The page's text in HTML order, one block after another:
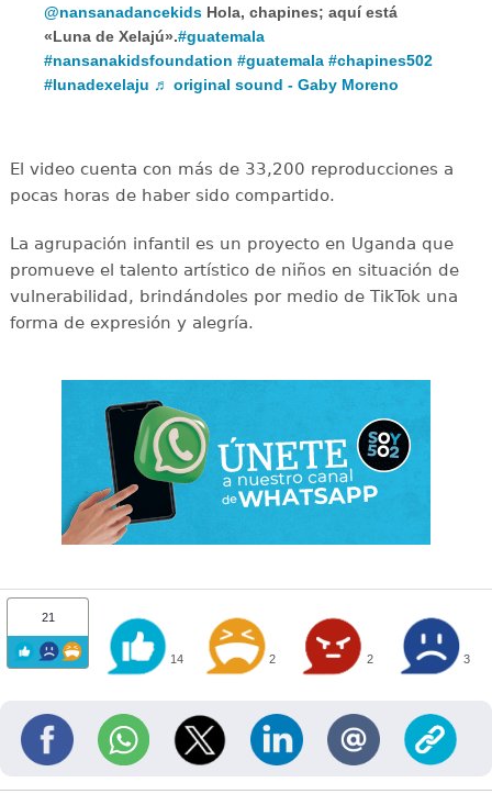
@nansanadancekids Hola, chapines; aquí está
«Luna de Xelajú».#guatemala
#nansanakidsfoundation #guatemala #chapines502
#lunadexelaju ♬ original sound - Gaby Moreno
El video cuenta con más de 33,200 reproducciones a
pocas horas de haber sido compartido.
La agrupación infantil es un proyecto en Uganda que
promueve el talento artístico de niños en situación de
vulnerabilidad, brindándoles por medio de TikTok una
forma de expresión y alegría.
21
14 2 2 3